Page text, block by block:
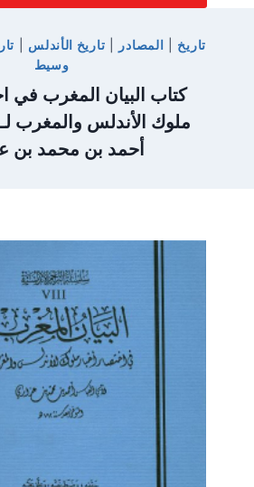
تاريخ المصادر تاريخ الأندلس
وسيط
كتاب البيان المغرب في
ملوك الأندلس والمغرب
أحمد بن محمد بن